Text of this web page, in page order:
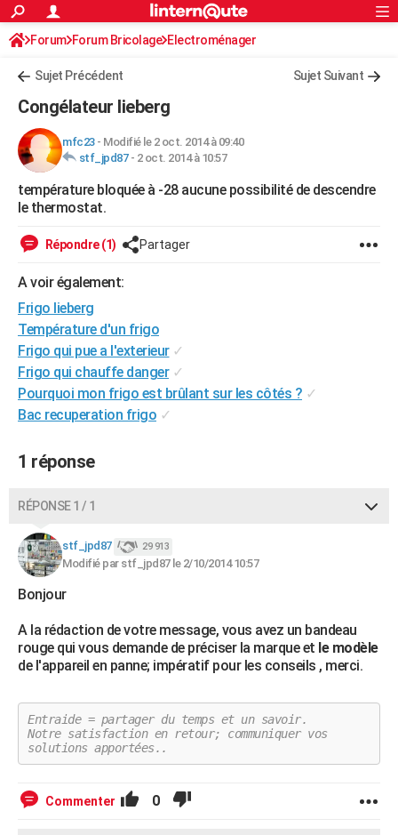
ACTUALITÉS
Politique
Société
Faits Divers
Education
Monde
Villes
+
FINANCE
Retraite
Impôts
Epargne
Immobilier
Risques naturels par ville
Banque
Assurance
Crédit
AUTO
Essais
Réserver un essai
Citadines
Berlines
SUV
Forum auto
+HIGH-TECH
Mobiles
Meilleur smartphone
Internet
Ordinateurs
Jeux vidéo
Guide high-tech
BRICOLAGE
WEEK-END
Guides de France
Escapades
Patrimoine
Expositions
Musées
Week-end nature
+LIFESTYLE
Art de vivre
Bien-être
Loisirs
Mode
Modes de vie
SANTE
Alimentation
Guide de la santé
Maladies
Médicaments
Sommeil
VOYAGE
Destinations
City break
Voyage nature
Voyage de noces
Forum
Climat
PHOTO
GUIDES D'ACHAT
Carte de Noël
Carte Bonne année
Carte Saint-Valentin
Carte Pâques
Carte d'anniversaire
DICTIONNAIRE
Dictionnaire
Biographies
Citations
Expressions
Proverbes
PROGRAMME TV
COPAINS D'AVANT
S'inscrire
Se connecter
Lycées
Collèges
Primaires
Universités
Entreprises
Service militaire
Avis de recherche
AVIS DE DÉCÈS
FORUM
Bricolage
Lifestyle
Culture
Sport
Auto
Television
Voyage
Cinema
S'inscrire
Connexion
Forum Forum Bricolage Electroménager
Sujet Précédent Sujet Suivant
Congélateur lieberg
mfc23- Modifié le 2 oct. 2014 à 09:40
stf_jpd87- 2 oct. 2014 à 10:57
température bloquée à -28 aucune possibilité de descendre
le thermostat.
Répondre (1) Partager
A voir également:
Frigo lieberg
Température d'un frigo
Frigo qui pue a l'exterieur ✓
Frigo qui chauffe danger ✓
Pourquoi mon frigo est brûlant sur les côtés ? ✓
Bac recuperation frigo ✓
1 réponse
RÉPONSE 1 / 1
stf_jpd87 29 913
Modifié par stf_jpd87 le 2/10/2014 10:57
Bonjour
A la rédaction de votre message, vous avez un bandeau
rouge qui vous demande de préciser la marque et le modèle
de l'appareil en panne; impératif pour les conseils , merci.
Entraide = partager du temps et un savoir.
Notre satisfaction en retour; communiquer vos
solutions apportées..
Commenter 0